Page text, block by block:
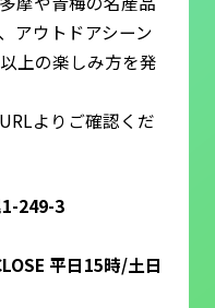
アウトドアシーン
上の楽しみ方を発
よりご確認くだ
249-3
平日15時/土日